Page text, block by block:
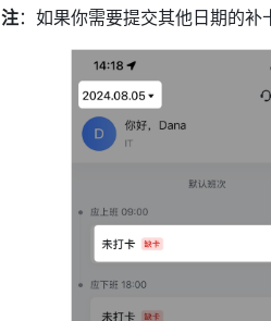
注：如果你需要提交其他日期的补